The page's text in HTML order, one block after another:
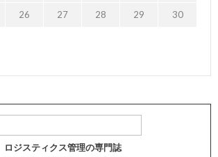
26 27 28 29 30
ロジスティクス管理の専門誌